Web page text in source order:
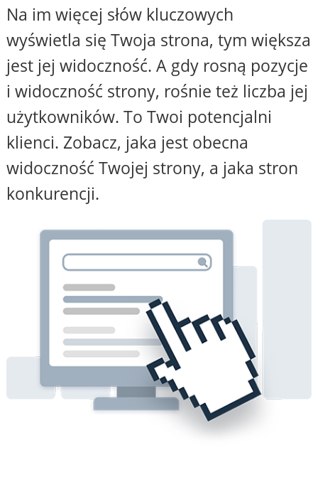
Na im więcej słów kluczowych
wyświetla się Twoja strona, tym większa
jest jej widoczność. A gdy rosną pozycje
i widoczność strony, rośnie też liczba jej
użytkowników. To Twoi potencjalni
klienci. Zobacz, jaka jest obecna
widoczność Twojej strony, a jaka stron
konkurencji.